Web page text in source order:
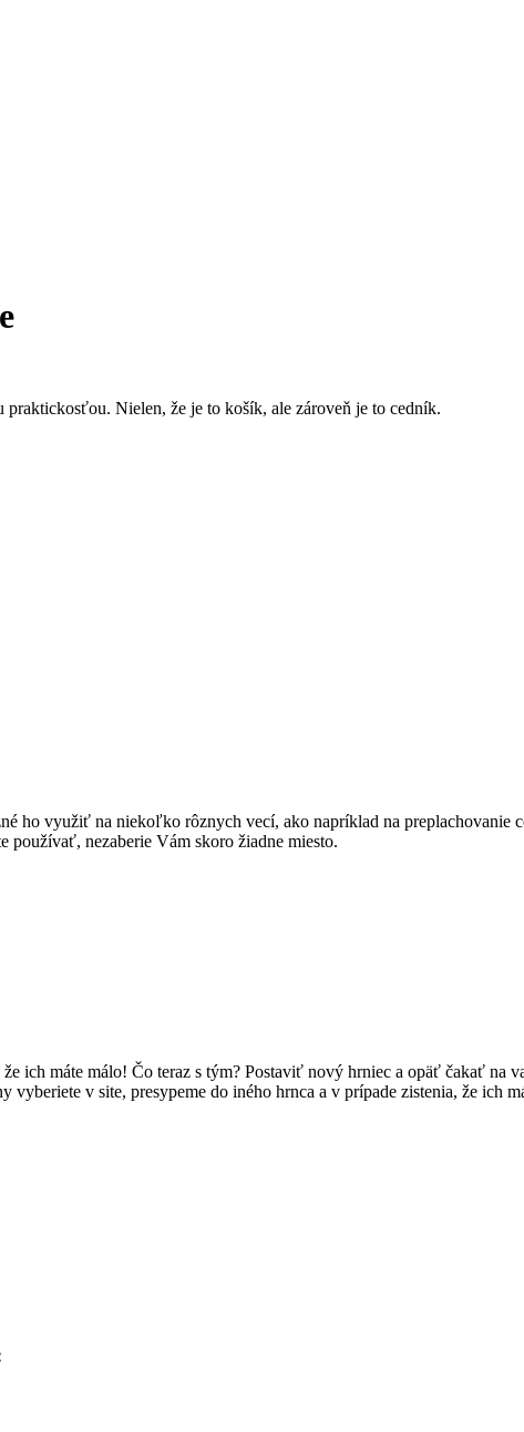
Nielen, že je to košík, ale zároveň je to cedník.
ho využiť na niekoľko rôznych vecí, ako napríklad na preplachovanie
nezaberie Vám skoro žiadne miesto.
ich máte málo! Čo teraz s tým? Postaviť nový hrniec a opäť čakať na
vyberiete v site, presypeme do iného hrnca a v prípade zistenia, že ich